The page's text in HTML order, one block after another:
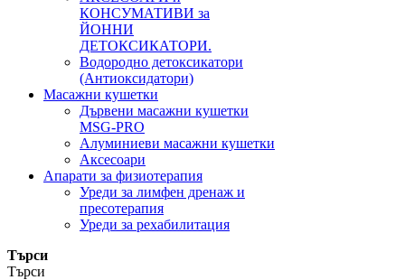
КОНСУМАТИВИ за
ЙОННИ
ДЕТОКСИКАТОРИ.
Водородно детоксикатори
(Антиоксидатори)
Масажни кушетки
Дървени масажни кушетки
MSG-PRO
Алуминиеви масажни кушетки
Аксесоари
Апарати за физиотерапия
Уреди за лимфен дренаж и
пресотерапия
Уреди за рехабилитация
Търси
Търси